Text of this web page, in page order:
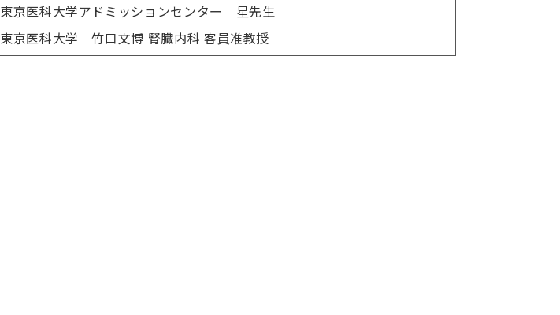
東京医科大学アドミッションセンター 星先生
東京医科大学 竹口文博 腎臓内科 客員准教授